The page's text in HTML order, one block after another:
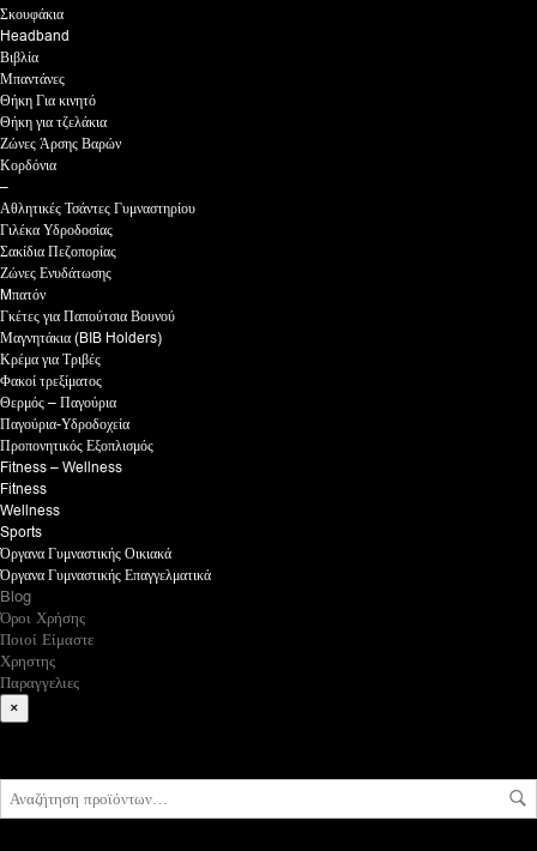
Σκουφάκια
Headband
Βιβλία
Μπαντάνες
Θήκη Για κινητό
Θήκη για τζελάκια
Ζώνες Άρσης Βαρών
Κορδόνια
–
Αθλητικές Τσάντες Γυμναστηρίου
Γιλέκα Υδροδοσίας
Σακίδια Πεζοπορίας
Ζώνες Ενυδάτωσης
Mπατόν
Γκέτες για Παπούτσια Βουνού
Μαγνητάκια (BIB Holders)
Κρέμα για Τριβές
Φακοί τρεξίματος
Θερμός – Παγούρια
Παγούρια-Υδροδοχεία
Προπονητικός Εξοπλισμός
Fitness – Wellness
Fitness
Wellness
Sports
Όργανα Γυμναστικής Οικιακά
Όργανα Γυμναστικής Επαγγελματικά
Blog
Όροι Χρήσης
Ποιοί Είμαστε
Χρηστης
Παραγγελιες
×